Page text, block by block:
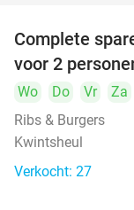
Complete
voor 2
Wo Do Vr Za
Ribs & Burgers
Kwintsheul
Verkocht: 27